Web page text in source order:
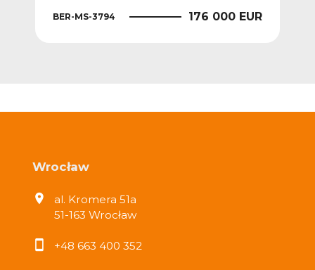
BER-MS-3794 176 000 EUR
Wrocław
al. Kromera 51a
51-163 Wrocław
+48 663 400 352